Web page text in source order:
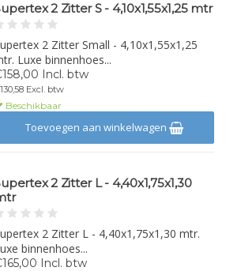
2 Zitter S - 4,10x1,55x1,25 mtr
2 Zitter Small - 4,10x1,55x1,25
Luxe binnenhoes...
Incl. btw
Excl. btw
Beschikbaar
Toevoegen aan winkelwagen
2 Zitter L - 4,40x1,75x1,30
2 Zitter L - 4,40x1,75x1,30 mtr.
binnenhoes...
Incl. btw